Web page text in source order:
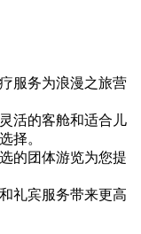
服务为浪漫之旅营
活的客舱和适合儿
择。
的团体游览为您提
礼宾服务带来更高